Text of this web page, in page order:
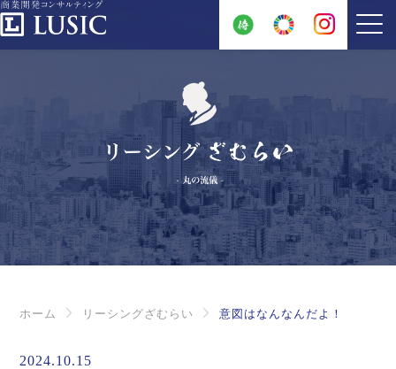
ホーム リーシングざむらい 意図はなんなんだよ！
2024.10.15